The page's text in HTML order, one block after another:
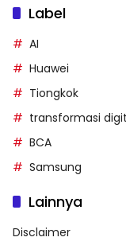
Label
AI
Huawei
Tiongkok
transformasi
BCA
Samsung
Lainnya
Disclaimer